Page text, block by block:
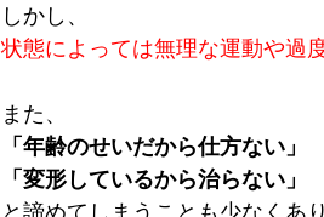
しかし、
状態によっては無理な運動や過
また、
「年齢のせいだから仕方ない」
「変形しているから治らない」